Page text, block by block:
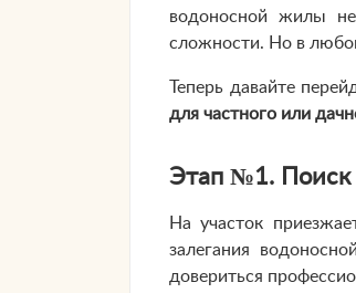
водоносной жилы
сложности. Но в
Теперь давайте
для частного или
Этап №1. Поиск
На участок
залегания
довериться